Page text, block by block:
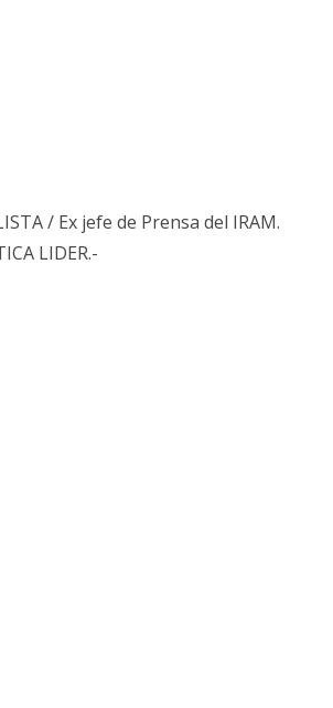
/ Ex jefe de Prensa del IRAM.
LIDER.-